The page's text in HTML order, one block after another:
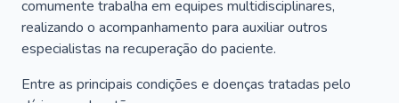
comumente trabalha em equipes multidisciplinares,
realizando o acompanhamento para auxiliar outros
especialistas na recuperação do paciente.
Entre as principais condições e doenças tratadas pelo